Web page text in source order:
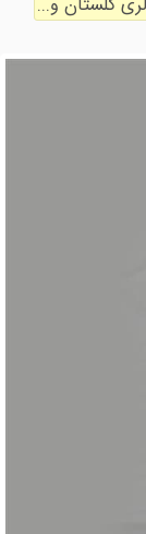
گلستان و...